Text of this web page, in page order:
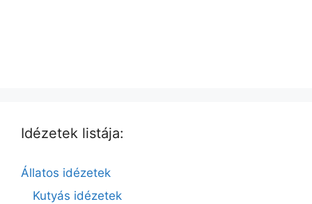
Idézetek listája:
Állatos idézetek
Kutyás idézetek